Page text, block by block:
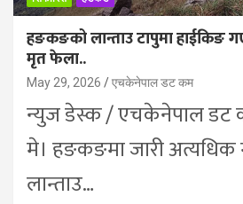
हङकङको लान्ताउ टापुमा हाईकिङ
मृत फेला..
May 29, 2026 एचकेनेपाल डट कम
न्युज डेस्क / एचकेनेपाल डट
मे। हङकङमा जारी अत्यधिक
लान्ताउ…